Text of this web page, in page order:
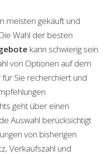
meisten gekauft und
Wahl der besten
kann schwierig sein.
von Optionen auf dem
Sie recherchiert und
geht über einen
Auswahl berücksichtigt
von bisherigen
Verkaufszahl und